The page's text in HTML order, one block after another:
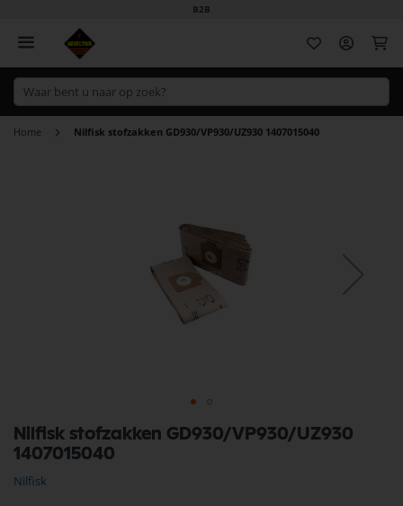
B2B
Home Nilfisk stofzakken GD930/VP930/UZ930 1407015040
Nilfisk stofzakken GD930/VP930/UZ930
1407015040
Nilfisk
naar
het
van